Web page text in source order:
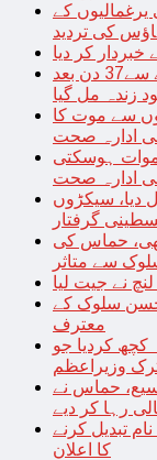
یرغمالیوں کے
کی تردید
کر دیا
جسے اللہ رکھے؛ غزہ میں گھر کے ملبے سے37 دن بعد
زندہ مل گیا
سے موت کا
ادارہ صحت
ہوسکتی
ادارہ صحت
دیا، سیکڑوں
گرفتار
حماس کی
سے متاثر
حسن سلوک کے
معترف
کردیا جو
وزیراعظم
میں 2 روز کی توسیع، حماس نے
تبدیل کرنے
کا اعلان